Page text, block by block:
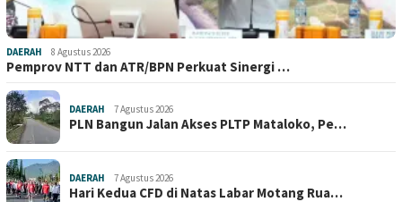
DAERAH 8 Agustus 2026
Pemprov NTT dan ATR/BPN Perkuat Sinergi …
DAERAH 7 Agustus 2026
PLN Bangun Jalan Akses PLTP Mataloko, Pe…
DAERAH 7 Agustus 2026
Hari Kedua CFD di Natas Labar Motang Rua…